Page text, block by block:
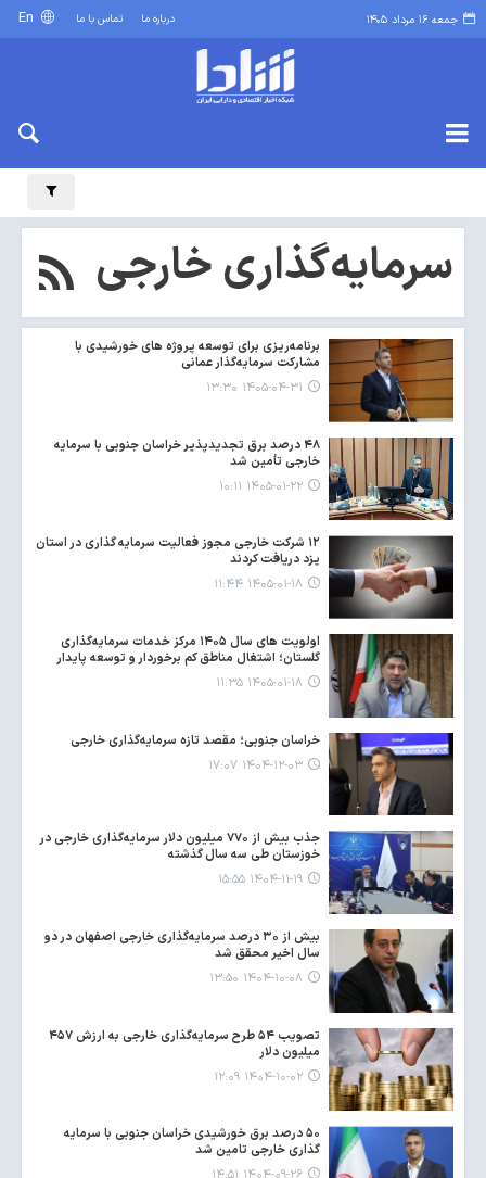
جمعه ۱۶ مرداد ۱۴۰۵ درباره ما تماس با ما
سرمایه‌گذاری خارجی
برنامه‌ریزی برای توسعه پروژه های خورشیدی با
مشارکت سرمایه‌گذار عمانی
۱۴۰۵-۰۴-۳۱ ۱۳:۳۰
۴۸ درصد برق تجدیدپذیر خراسان جنوبی با سرمایه
خارجی تأمین شد
۱۴۰۵-۰۱-۲۲ ۱۰:۱۱
۱۲ شرکت خارجی مجوز فعالیت سرمایه گذاری در استان
یزد دریافت کردند
۱۴۰۵-۰۱-۱۸ ۱۱:۴۴
اولویت های سال ۱۴۰۵ مرکز خدمات سرمایه‌گذاری
گلستان؛ اشتغال مناطق کم برخوردار و توسعه پایدار
۱۴۰۵-۰۱-۱۸ ۱۱:۳۵
خراسان جنوبی؛ مقصد تازه سرمایه‌گذاری خارجی
۱۴۰۴-۱۲-۰۳ ۱۷:۰۷
جذب بیش از ۷۷۰ میلیون دلار سرمایه‌گذاری خارجی در
خوزستان طی سه سال گذشته
۱۴۰۴-۱۱-۱۹ ۱۵:۵۵
بیش از ۳۰ درصد سرمایه‌گذاری خارجی اصفهان در دو
سال اخیر محقق شد
۱۴۰۴-۱۰-۰۸ ۱۳:۵۰
تصویب ۵۴ طرح سرمایه‌گذاری خارجی به ارزش ۴۵۷
میلیون دلار
۱۴۰۴-۱۰-۰۲ ۱۲:۰۹
۵۰ درصد برق خورشیدی خراسان جنوبی با سرمایه
گذاری خارجی تامین شد